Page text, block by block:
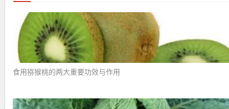
食用猕猴桃的两大重要功效与作用 ​